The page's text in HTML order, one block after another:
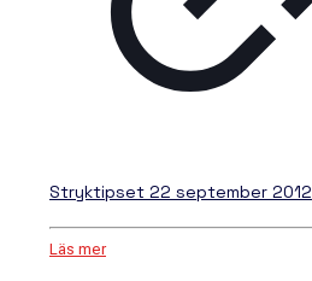
Stryktipset 22 september 2012
Läs mer